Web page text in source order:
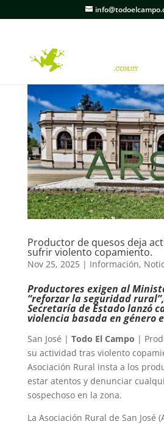
Productor de quesos deja
sufrir violento copamiento.
Nov 25, 2025| Información,
Productores exigen al
“reforzar la seguridad
Secretaría de Estado lanzó
violencia basada en género
San José | Todo El Campo |
su actividad tras violento
Asociación Rural insta a los
estar atentos y denunciar
sospechoso en la zona.
La Asociación Rural de San José